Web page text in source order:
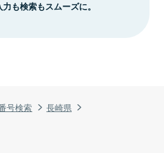
号検索
長崎県
も検索もスムーズに。